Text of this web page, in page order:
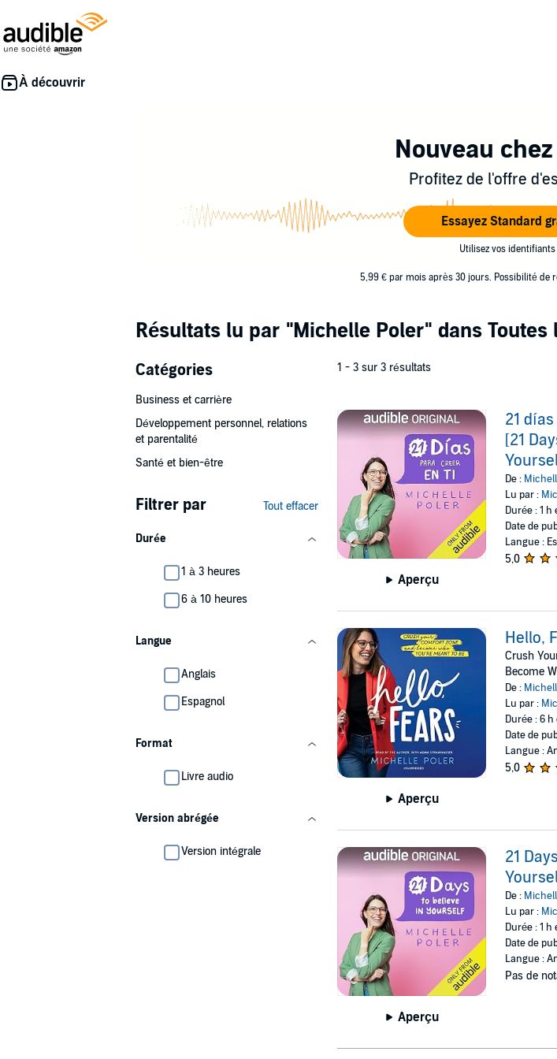
Nouveau
Profitez de l'offre
Essayez Standard
Utilisez vos identifiants
5,99 € par mois après 30 jours. Possibilité de
Résultats lu par "Michelle Poler" dans
Catégories
Business et carrière
Développement personnel, relations
et parentalité
Santé et bien-être
Filtrer par Tout effacer
Durée
1 à 3 heures
6 à 10 heures
Langue
Anglais
Espagnol
Format
Livre audio
Version abrégée
Version intégrale
1 - 3 sur 3 résultats
Aperçu
21
[21
De :
Lu par :
Durée : 1 h
Date de
Langue :
5,0
Aperçu
Hello,
Crush
Become
De :
Lu par :
Durée : 6
Date de
Langue :
5,0
Aperçu
21
De :
Lu par :
Durée : 1 h
Date de
Langue :
Pas de